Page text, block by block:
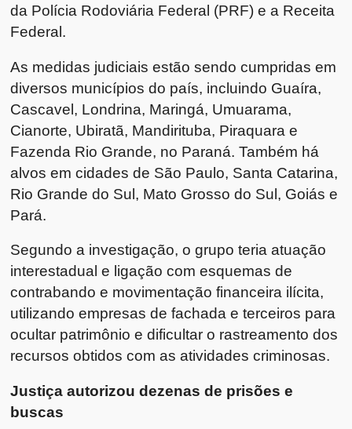
da Polícia Rodoviária Federal (PRF) e a Receita
Federal.
As medidas judiciais estão sendo cumpridas em
diversos municípios do país, incluindo Guaíra,
Cascavel, Londrina, Maringá, Umuarama,
Cianorte, Ubiratã, Mandirituba, Piraquara e
Fazenda Rio Grande, no Paraná. Também há
alvos em cidades de São Paulo, Santa Catarina,
Rio Grande do Sul, Mato Grosso do Sul, Goiás e
Pará.
Segundo a investigação, o grupo teria atuação
interestadual e ligação com esquemas de
contrabando e movimentação financeira ilícita,
utilizando empresas de fachada e terceiros para
ocultar patrimônio e dificultar o rastreamento dos
recursos obtidos com as atividades criminosas.
Justiça autorizou dezenas de prisões e
buscas